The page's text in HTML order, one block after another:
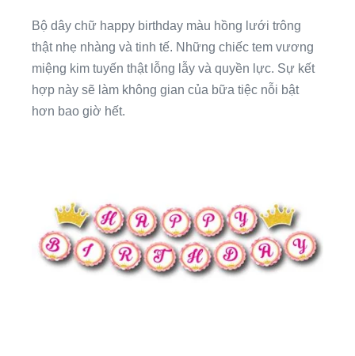
Bộ dây chữ happy birthday màu hồng lưới trông
thật nhẹ nhàng và tinh tế. Những chiếc tem vương
miệng kim tuyến thật lỗng lẫy và quyền lực. Sự kết
hợp này sẽ làm không gian của bữa tiệc nỗi bật
hơn bao giờ hết.